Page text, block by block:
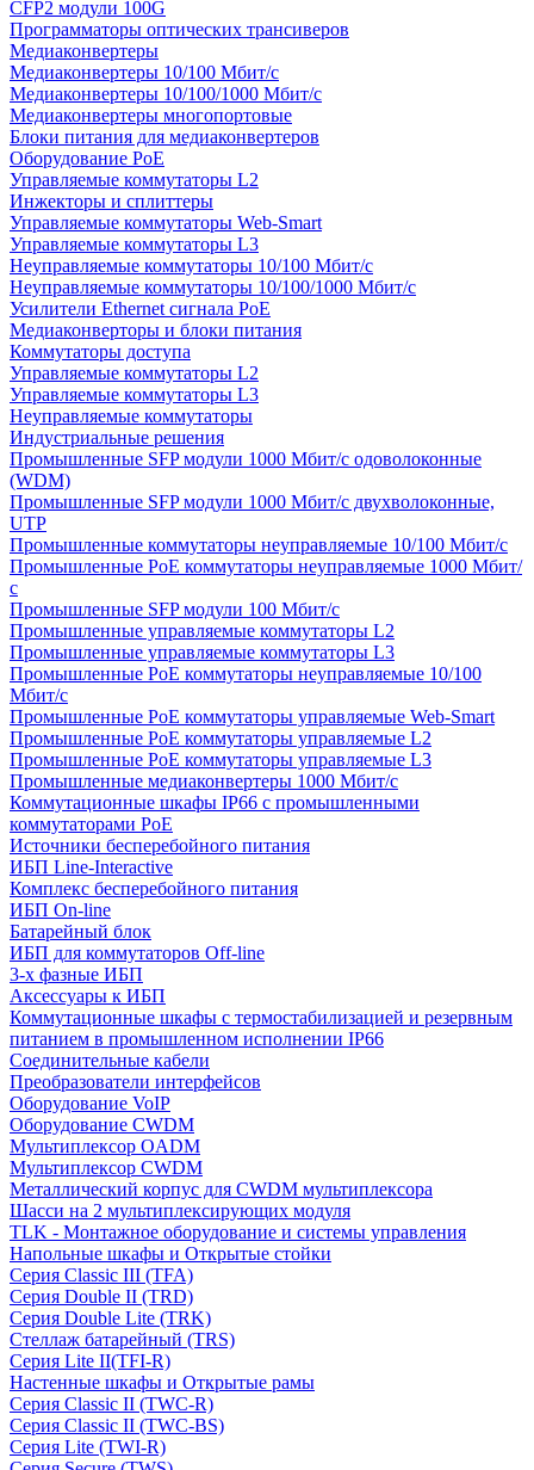
CFP2 модули 100G
Программаторы оптических трансиверов
Медиаконвертеры
Медиаконвертеры 10/100 Мбит/с
Медиаконвертеры 10/100/1000 Мбит/c
Медиаконвертеры многопортовые
Блоки питания для медиаконвертеров
Оборудование PoE
Управляемые коммутаторы L2
Инжекторы и сплиттеры
Управляемые коммутаторы Web-Smart
Управляемые коммутаторы L3
Неуправляемые коммутаторы 10/100 Мбит/с
Неуправляемые коммутаторы 10/100/1000 Мбит/с
Усилители Ethernet сигнала PoE
Медиаконверторы и блоки питания
Коммутаторы доступа
Управляемые коммутаторы L2
Управляемые коммутаторы L3
Неуправляемые коммутаторы
Индустриальные решения
Промышленные SFP модули 1000 Мбит/c одоволоконные
(WDM)
Промышленные SFP модули 1000 Мбит/c двухволоконные,
UTP
Промышленные коммутаторы неуправляемые 10/100 Мбит/с
Промышленные PoE коммутаторы неуправляемые 1000 Мбит/
с
Промышленные SFP модули 100 Мбит/c
Промышленные управляемые коммутаторы L2
Промышленные управляемые коммутаторы L3
Промышленные PoE коммутаторы неуправляемые 10/100
Мбит/с
Промышленные PoE коммутаторы управляемые Web-Smart
Промышленные PoE коммутаторы управляемые L2
Промышленные PoE коммутаторы управляемые L3
Промышленные медиаконвертеры 1000 Мбит/с
Коммутационные шкафы IP66 c промышленными
коммутаторами PoE
Источники бесперебойного питания
ИБП Line-Interactive
Комплекс бесперебойного питания
ИБП On-line
Батарейный блок
ИБП для коммутаторов Off-line
3-х фазные ИБП
Аксессуары к ИБП
Коммутационные шкафы с термостабилизацией и резервным
питанием в промышленном исполнении IP66
Соединительные кабели
Преобразователи интерфейсов
Оборудование VoIP
Оборудование CWDM
Мультиплекcор OADM
Мультиплексор CWDM
Металлический корпус для CWDM мультиплексора
Шасси на 2 мультиплексирующих модуля
TLK - Монтажное оборудование и системы управления
Напольные шкафы и Открытые стойки
Серия Classic III (TFA)
Серия Double II (TRD)
Серия Double Lite (TRK)
Стеллаж батарейный (TRS)
Серия Lite II(TFI-R)
Настенные шкафы и Открытые рамы
Серия Classic II (TWC-R)
Серия Classic II (TWC-BS)
Серия Lite (TWI-R)